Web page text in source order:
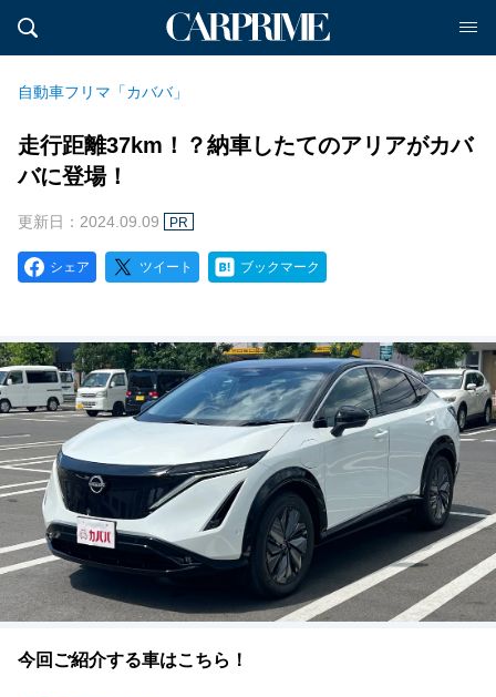
自動車フリマ「カババ」
走行距離37km！？納車したてのアリアがカバ
バに登場！
更新日：2024.09.09 PR
シェア ツイート ブックマーク
今回ご紹介する車はこちら！